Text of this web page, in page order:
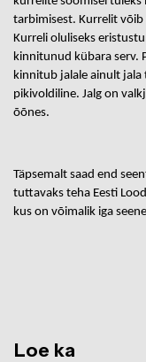
tarbimisest. Kurrelit võib
Kurreli oluliseks
kinnitunud kübara serv.
kinnitub jalale ainult jala
pikivoldiline. Jalg on
õõnes.
Täpsemalt saad end
tuttavaks teha Eesti
kus on võimalik iga
Loe ka